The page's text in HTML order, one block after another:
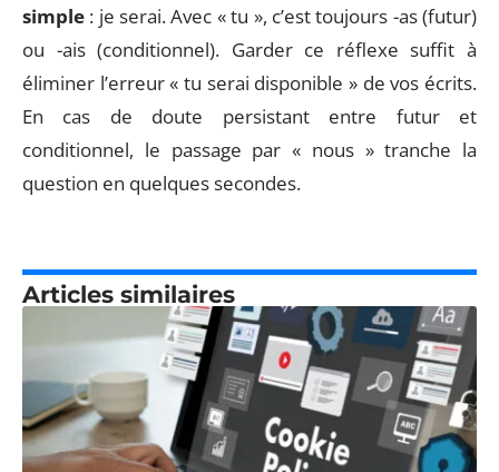
simple : je serai. Avec « tu », c’est toujours -as (futur)
ou -ais (conditionnel). Garder ce réflexe suffit à
éliminer l’erreur « tu serai disponible » de vos écrits.
En cas de doute persistant entre futur et
conditionnel, le passage par « nous » tranche la
question en quelques secondes.
Articles similaires